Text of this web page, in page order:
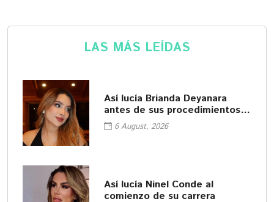
LAS MÁS LEÍDAS
Así lucía Brianda Deyanara
antes de sus procedimientos
cosméticos
6 August, 2026
Así lucía Ninel Conde al
comienzo de su carrera